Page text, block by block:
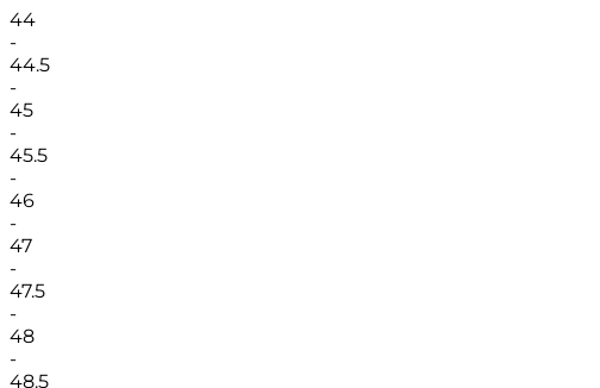
44
-
44.5
-
45
-
45.5
-
46
-
47
-
47.5
-
48
-
48.5